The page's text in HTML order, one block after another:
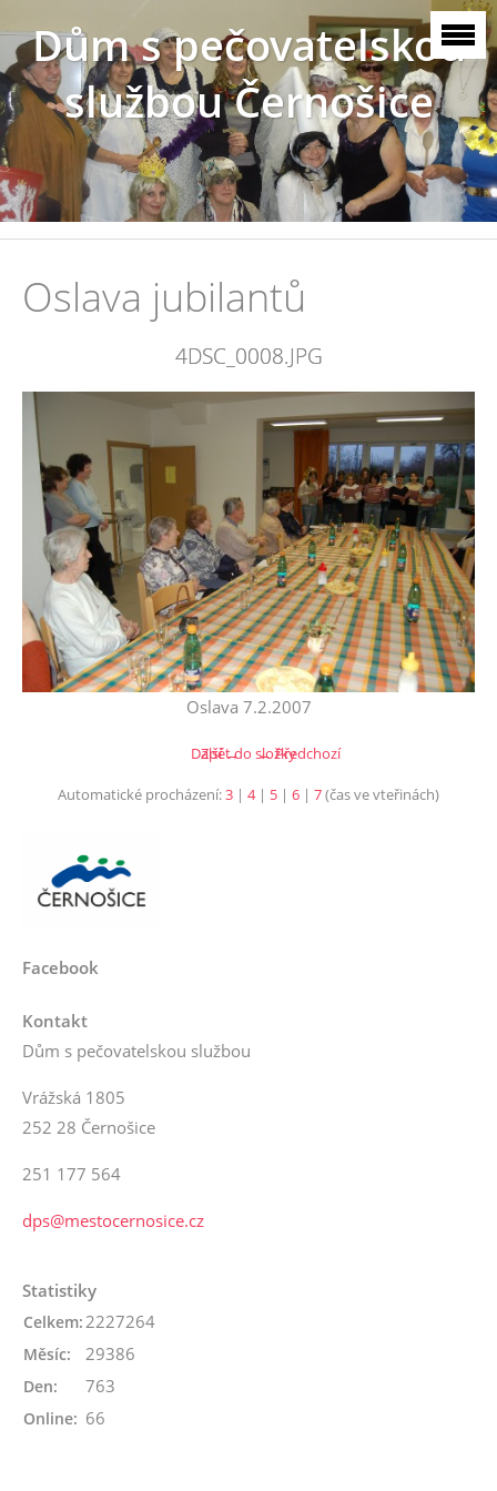
Dům s pečovatelskou
službou Černošice
Oslava jubilantů
4DSC_0008.JPG
Oslava 7.2.2007
← Předchozí
Další →
Zpět do složky
Automatické procházení:3 | 4| 5 | 6 | 7(čas ve vteřinách)
Facebook
Kontakt
Dům s pečovatelskou službou
Vrážská 1805
252 28 Černošice
251 177 564
dps@mestocernosice.cz
Statistiky
Online: 66
Celkem:2227264
Měsíc: 29386
Den: 763